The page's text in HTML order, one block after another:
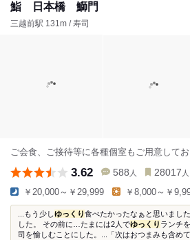
鮨 日本橋 鰤門
三越前駅 131m / 寿司
ご会食、ご接待等に各種個室もご用意してお
3.62 588 人 28017 人
￥20,000～￥29,999 ￥8,000～￥
...もう少しゆっくり食べたかったなぁと思いまし
した。 その前に…たまには2人でゆっくり ランチ
司を愉しむことにした。...「次はおつまみも含めて